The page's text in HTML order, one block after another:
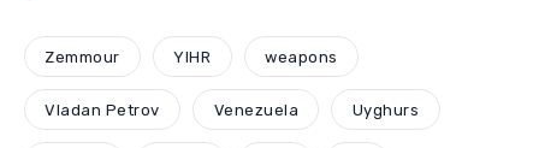
Zemmour YIHR weapons
Vladan Petrov Venezuela Uyghurs